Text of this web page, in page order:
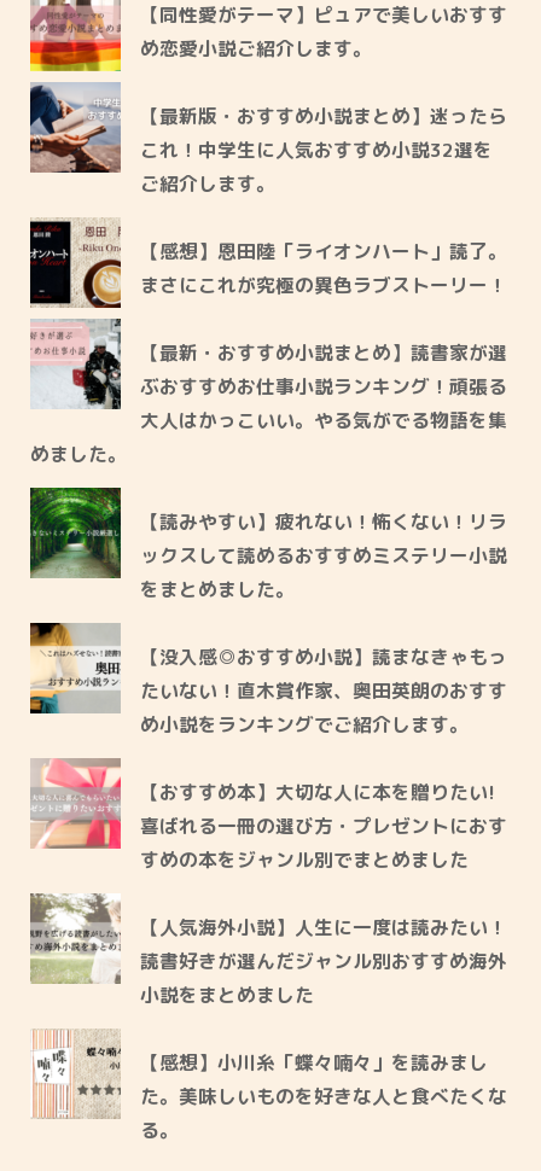
【同性愛がテーマ】ピュアで美しいおすす
め恋愛小説ご紹介します。
【最新版・おすすめ小説まとめ】迷ったら
これ！中学生に人気おすすめ小説32選を
ご紹介します。
【感想】恩田陸「ライオンハート」読了。
まさにこれが究極の異色ラブストーリー！
【最新・おすすめ小説まとめ】読書家が選
ぶおすすめお仕事小説ランキング！頑張る
大人はかっこいい。やる気がでる物語を集
めました。
【読みやすい】疲れない！怖くない！リラ
ックスして読めるおすすめミステリー小説
をまとめました。
【没入感◎おすすめ小説】読まなきゃもっ
たいない！直木賞作家、奥田英朗のおすす
め小説をランキングでご紹介します。
【おすすめ本】大切な人に本を贈りたい!
喜ばれる一冊の選び方・プレゼントにおす
すめの本をジャンル別でまとめました
【人気海外小説】人生に一度は読みたい！
読書好きが選んだジャンル別おすすめ海外
小説をまとめました
【感想】小川糸「蝶々喃々」を読みまし
た。美味しいものを好きな人と食べたくな
る。